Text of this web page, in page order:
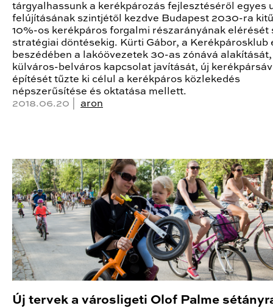
tárgyalhassunk a kerékpározás fejlesztéséről egyes
felújításának szintjétől kezdve Budapest 2030-ra
10%-os kerékpáros forgalmi részarányának elérését
stratégiai döntésekig. Kürti Gábor, a Kerékpárosklub
beszédében a lakóövezetek 30-as zónává alakítását,
külváros-belváros kapcsolat javítását, új
építését tűzte ki célul a kerékpáros közlekedés
népszerűsítése és oktatása mellett.
2018.06.20 | aron
Új tervek a városligeti Olof Palme